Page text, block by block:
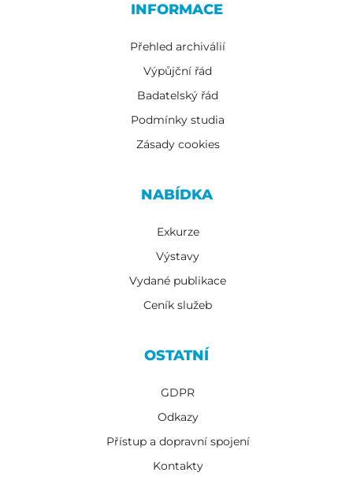
INFORMACE
Přehled archiválií
Výpůjční řád
Badatelský řád
Podmínky studia
Zásady cookies
NABÍDKA
Exkurze
Výstavy
Vydané publikace
Ceník služeb
OSTATNÍ
GDPR
Odkazy
Přístup a dopravní spojení
Kontakty